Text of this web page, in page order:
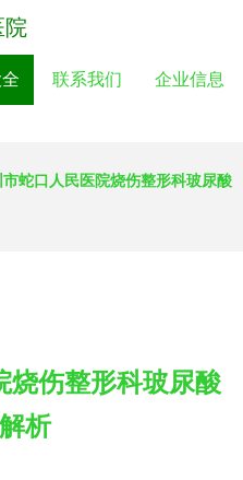
院
联系我们 企业信息
市蛇口人民医院烧伤整形科玻尿酸
烧伤整形科玻尿酸
析